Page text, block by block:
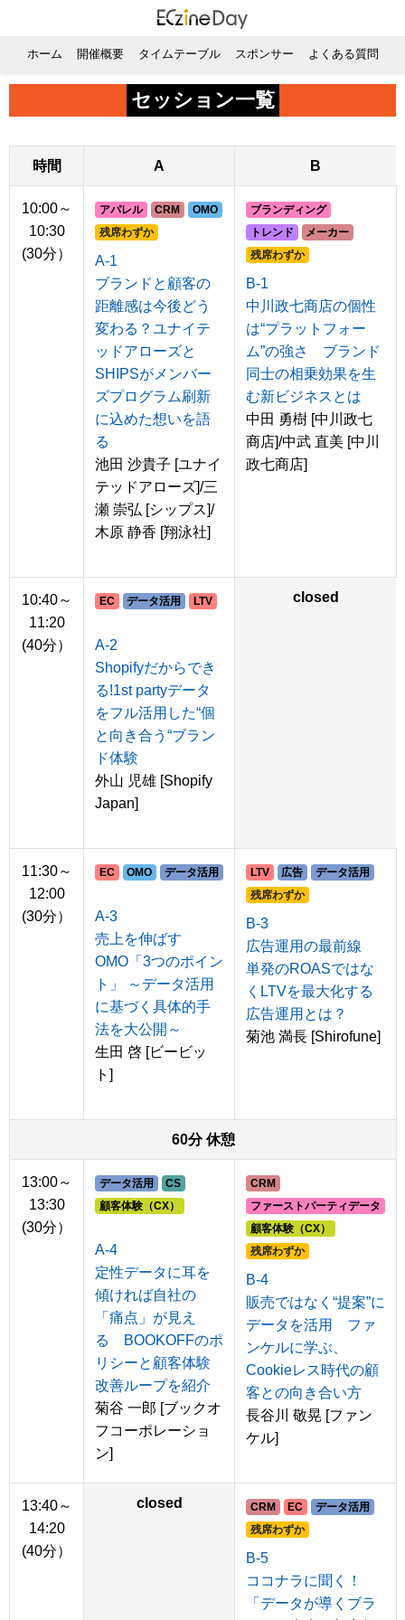
ホーム 開催概要 タイムテーブル スポンサー よくある質問
セッション一覧
時間 A B
10:00～
10:30
(30分）
アパレル CRM
OMO
残席わずか
A-1
ブランドと顧客の
距離感は今後どう
変わる？ユナイテ
ッドアローズと
SHIPSがメンバー
ズプログラム刷新
に込めた想いを語
る
池田 沙貴子 [ユナイ
テッドアローズ]/三
瀬 崇弘 [シップス]/
木原 静香 [翔泳社]
ブランディング
トレンド
メーカー
残席わずか
B-1
中川政七商店の個性
は“プラットフォー
ム”の強さ ブランド
同士の相乗効果を生
む新ビジネスとは
中田 勇樹 [中川政七
商店]/中武 直美 [中川
政七商店]
10:40～
11:20
(40分）
EC データ活用 LTV
A-2
Shopifyだからでき
る!1st partyデータ
をフル活用した“個
と向き合う“ブラン
ド体験
外山 児雄 [Shopify
Japan]
closed
11:30～
12:00
(30分）
EC OMO データ活用
A-3
売上を伸ばす
OMO「3つのポイン
ト」 ～データ活用
に基づく具体的手
法を大公開～
生田 啓 [ビービッ
ト]
LTV 広告
データ活用
残席わずか
B-3
広告運用の最前線
単発のROASではな
くLTVを最大化する
広告運用とは？
菊池 満長 [Shirofune]
60分 休憩
13:00～
13:30
(30分）
データ活用
CS
顧客体験（CX）
A-4
定性データに耳を
傾ければ自社の
「痛点」が見え
る BOOKOFFのポ
リシーと顧客体験
改善ループを紹介
菊谷 一郎 [ブックオ
フコーポレーショ
ン]
CRM
ファーストパーティデータ
顧客体験（CX）
残席わずか
B-4
販売ではなく“提案”に
データを活用 ファ
ンケルに学ぶ、
Cookieレス時代の顧
客との向き合い方
長谷川 敬晃 [ファン
ケル]
13:40～
14:20
(40分）
closed CRM EC
データ活用
残席わずか
B-5
ココナラに聞く！
「データが導くブラ